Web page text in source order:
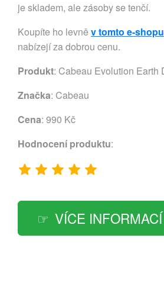
je skladem, ale zásoby se tenčí.
Koupíte ho levně v tomto e-shopu
nabízejí za dobrou cenu.
Produkt: Cabeau Evolution Earth
Značka: Cabeau
Cena: 990 Kč
Hodnocení produktu:
VÍCE INFORMACÍ